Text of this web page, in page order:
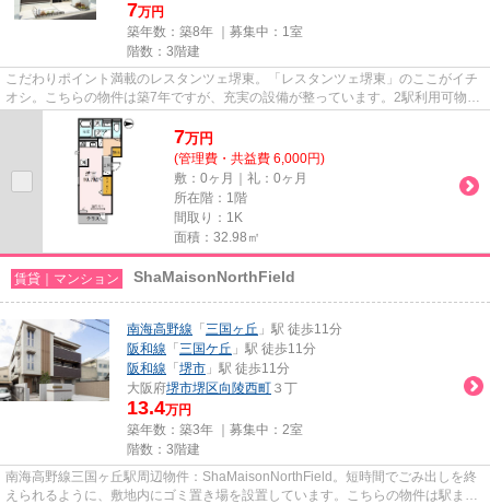
7万円
築年数：築8年 ｜募集中： 1室
階数：3階建
こだわりポイント満載のレスタンツェ堺東。「レスタンツェ堺東」のここがイチ
オシ。こちらの物件は築7年ですが、充実の設備が整っています。2駅利用可物件
なので、よく電車を利用する...
7万円
(管理費・共益費 6,000円)
敷：0ヶ月｜礼：0ヶ月
所在階：1階
間取り：1K
面積：32.98㎡
賃貸｜マンション ShaMaisonNorthField
南海高野線 「 三国ヶ丘 」駅 徒歩11分
阪和線 「 三国ケ丘 」駅 徒歩11分
阪和線 「 堺市 」駅 徒歩11分
大阪府堺市堺区向陵西町 ３丁
13.4万円
築年数：築3年 ｜募集中： 2室
階数：3階建
南海高野線三国ヶ丘駅周辺物件：ShaMaisonNorthField。短時間でごみ出しを終
えられるように、敷地内にゴミ置き場を設置しています。こちらの物件は駅まで